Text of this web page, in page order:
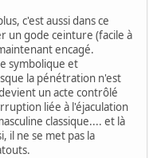
c'est aussi dans ce
un gode ceinture (facile à
encagé.
symbolique et
la pénétration n'est
un acte contrôlé
liée à l'éjaculation
classique.... et là
il ne se met pas la